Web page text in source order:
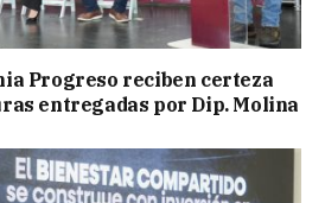
Progreso reciben certeza
entregadas por Dip. Molina